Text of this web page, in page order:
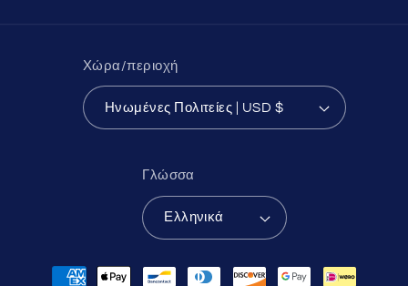
Χώρα/περιοχή
Ηνωμένες Πολιτείες | USD $
Γλώσσα
Ελληνικά
Μέθοδοι